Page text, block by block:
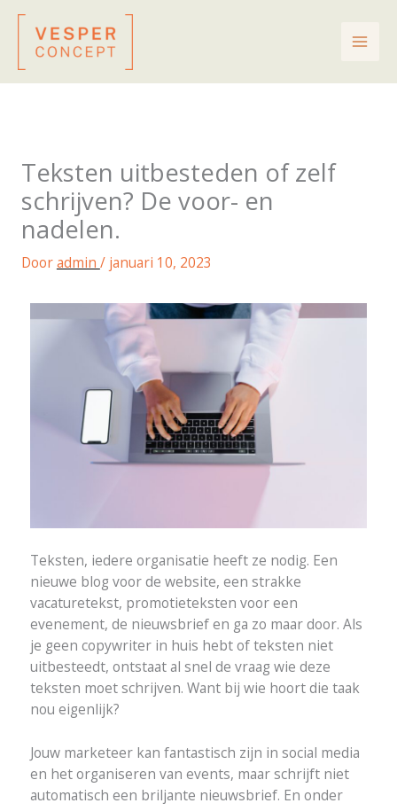
inhoud
Teksten uitbesteden of zelf
schrijven? De voor- en
nadelen.
Dooradmin / januari 10, 2023
Teksten, iedere organisatie heeft ze nodig. Een
nieuwe blog voor de website, een strakke
vacaturetekst, promotieteksten voor een
evenement, de nieuwsbrief en ga zo maar door. Als
je geen copywriter in huis hebt of teksten niet
uitbesteedt, ontstaat al snel de vraag wie deze
teksten moet schrijven. Want bij wie hoort die taak
nou eigenlijk?
Jouw marketeer kan fantastisch zijn in social media
en het organiseren van events, maar schrijft niet
automatisch een briljante nieuwsbrief. En onder